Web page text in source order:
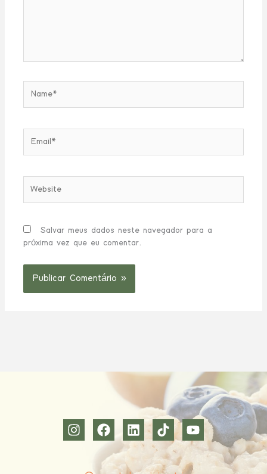
Salvar meus dados neste navegador para a
próxima vez que eu comentar.